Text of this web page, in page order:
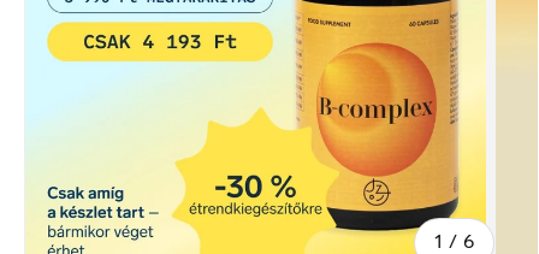
1 / -ból/-
6